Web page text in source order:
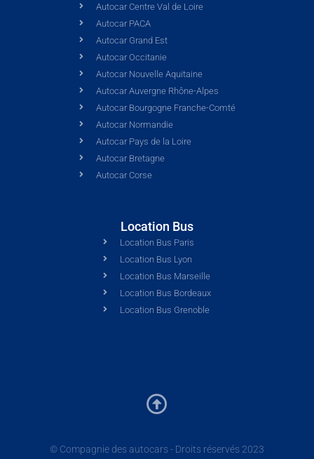
Autocar Centre Val de Loire
Autocar PACA
Autocar Grand Est
Autocar Occitanie
Autocar Nouvelle Aquitaine
Autocar Auvergne Rhône-Alpes
Autocar Bourgogne Franche-Comté
Autocar Normandie
Autocar Pays de la Loire
Autocar Bretagne
Autocar Corse
Location Bus
Location Bus Paris
Location Bus Lyon
Location Bus Marseille
Location Bus Bordeaux
Location Bus Grenoble
© Compagnie des autocars - Droits réservés 2023